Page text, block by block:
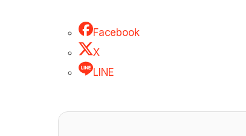
Facebook
X
LINE